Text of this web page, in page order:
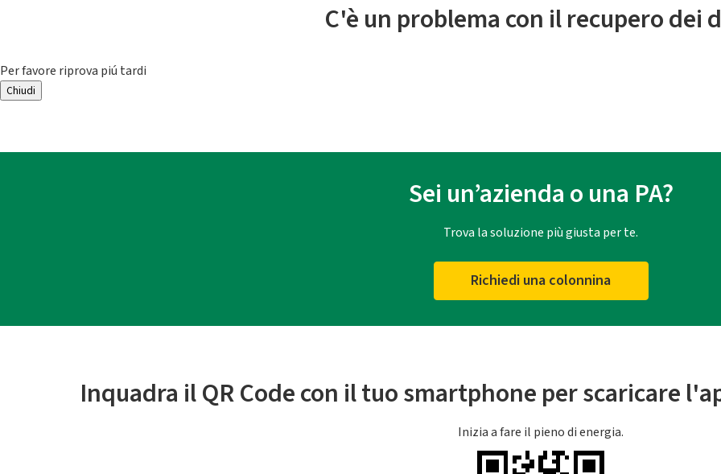
C'è un problema con il recupero dei
Per favore riprova piú tardi
Chiudi
Sei un’azienda o una PA?
Trova la soluzione più giusta per te.
Richiedi una colonnina
Inquadra il QR Code con il tuo smartphone per scaricare
Inizia a fare il pieno di energia.